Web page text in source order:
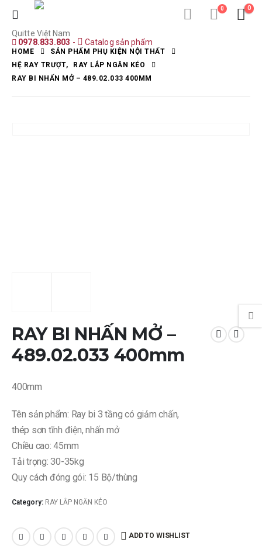
0 0
Quitte Việt Nam
0978.833.803 - Catalog sản phẩm
HOME
SẢN PHẨM PHỤ KIỆN NỘI THẤT
HỆ RAY TRƯỢT,
RAY LẮP NGĂN KÉO
RAY BI NHẤN MỞ – 489.02.033 400MM
RAY BI NHẤN MỞ –
489.02.033 400mm
400mm
Tên sản phẩm: Ray bi 3 tầng có giảm chấn,
thép sơn tĩnh điện, nhấn mở
Chiều cao: 45mm
Tải trọng: 30-35kg
Quy cách đóng gói: 15 Bộ/thùng
Category: RAY LẮP NGĂN KÉO
ADD TO WISHLIST